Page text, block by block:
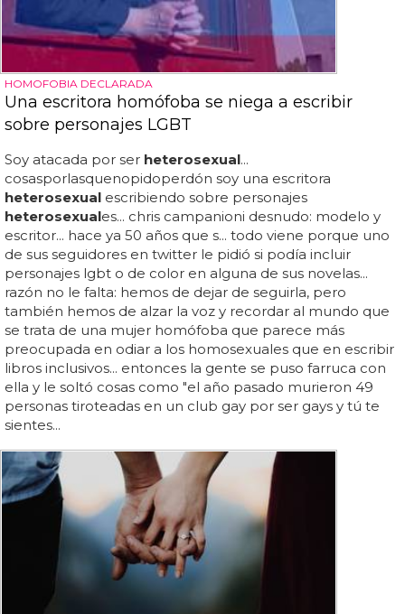
HOMOFOBIA DECLARADA
Una escritora homófoba se niega a escribir
sobre personajes LGBT
Soy atacada por ser heterosexual...
cosasporlasquenopidoperdón soy una escritora
heterosexual escribiendo sobre personajes
heterosexuales... chris campanioni desnudo: modelo y
escritor... hace ya 50 años que s... todo viene porque uno
de sus seguidores en twitter le pidió si podía incluir
personajes lgbt o de color en alguna de sus novelas...
razón no le falta: hemos de dejar de seguirla, pero
también hemos de alzar la voz y recordar al mundo que
se trata de una mujer homófoba que parece más
preocupada en odiar a los homosexuales que en escribir
libros inclusivos... entonces la gente se puso farruca con
ella y le soltó cosas como "el año pasado murieron 49
personas tiroteadas en un club gay por ser gays y tú te
sientes...